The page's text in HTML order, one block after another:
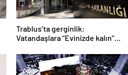
Trablus’ta gerginlik:
Vatandaşlara “Evinizde kalın”